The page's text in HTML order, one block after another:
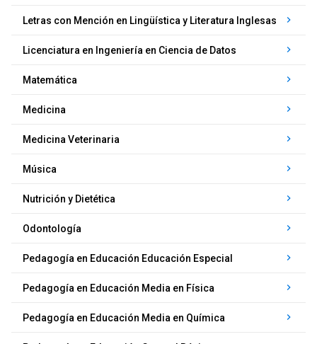
Letras con Mención en Lingüística y Literatura Inglesas keyboard_arrow_right
Licenciatura en Ingeniería en Ciencia de Datos keyboard_arrow_right
Matemática keyboard_arrow_right
Medicina keyboard_arrow_right
Medicina Veterinaria keyboard_arrow_right
Música keyboard_arrow_right
Nutrición y Dietética keyboard_arrow_right
Odontología keyboard_arrow_right
Pedagogía en Educación Educación Especial keyboard_arrow_right
Pedagogía en Educación Media en Física keyboard_arrow_right
Pedagogía en Educación Media en Química keyboard_arrow_right